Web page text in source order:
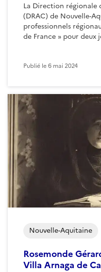
La Direction régionale
(DRAC) de Nouvelle-
professionnels
de France » pour deux
Publié le6 mai 2024
Rosemonde
Villa Arnaga de
Nouvelle-Aquitaine